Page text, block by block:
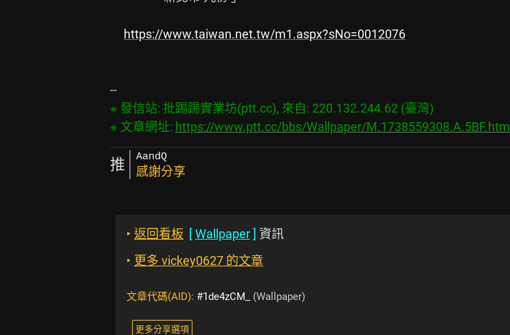
https://www.taiwan.net.tw/m1.aspx?sNo=0012076
※ 發信站: 批踢踢實業坊(ptt.cc), 來自: 220.132.244.62 (臺灣)
※ 文章網址: https://www.ptt.cc/bbs/Wallpaper/M.1738559308.A.5BF.html
推 AandQ
感謝分享
‣ 返回看板 [Wallpaper] 資訊
‣ 更多 vickey0627 的文章
文章代碼(AID): #1de4zCM_ (Wallpaper)
更多分享選項